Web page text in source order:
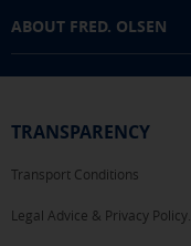
ABOUT FRED. OLSEN
TRANSPARENCY
Transport Conditions
Legal Advice & Privacy Policy.